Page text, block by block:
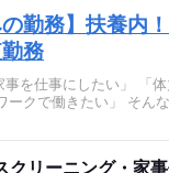
の勤務】扶養内
務
事を仕事にしたい」 「
」 そんな方にぴったりのお仕事
クリーニング・家